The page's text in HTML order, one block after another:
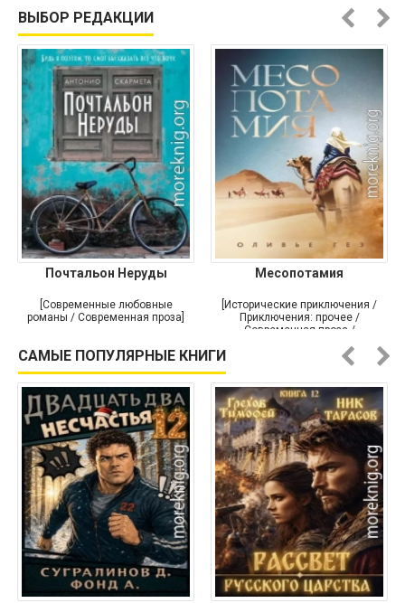
ВЫБОР РЕДАКЦИИ
Почтальон Неруды
[Современные любовные
романы / Современная проза]
Месопотамия
[Исторические приключения /
Приключения: прочее /
Современная проза /
САМЫЕ ПОПУЛЯРНЫЕ КНИГИ